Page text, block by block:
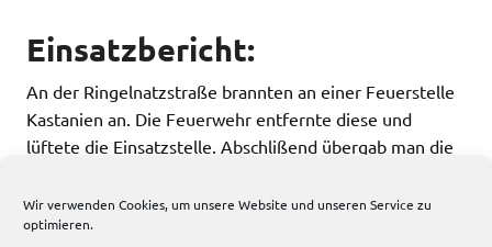
Wir verwenden Cookies, um unsere Website und unseren Service zu
optimieren.
Einsatzbericht:
An der Ringelnatzstraße brannten an einer Feuerstelle
Kastanien an. Die Feuerwehr entfernte diese und
lüftete die Einsatzstelle. Abschlißend übergab man die
204 total views